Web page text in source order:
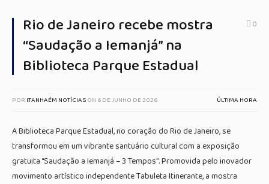
Rio de Janeiro recebe mostra
“Saudação a Iemanjá” na
Biblioteca Parque Estadual
0
POR ITANHAÉM NOTÍCIASON 6 DE JUNHO DE 2026 ÚLTIMA HORA
A Biblioteca Parque Estadual, no coração do Rio de Janeiro, se
transformou em um vibrante santuário cultural com a exposição
gratuita “Saudação a Iemanjá – 3 Tempos”. Promovida pelo inovador
movimento artístico independente Tabuleta Itinerante, a mostra